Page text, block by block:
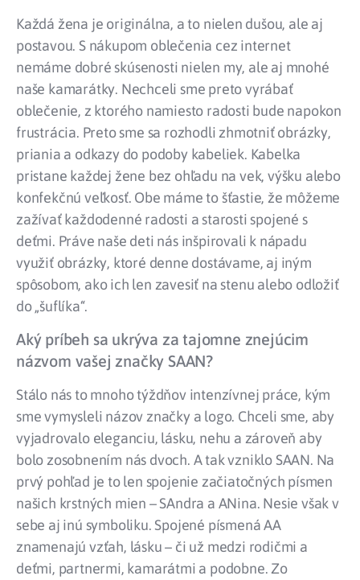
Každá žena je originálna, a to nielen dušou, ale aj
postavou. S nákupom oblečenia cez internet
nemáme dobré skúsenosti nielen my, ale aj mnohé
naše kamarátky. Nechceli sme preto vyrábať
oblečenie, z ktorého namiesto radosti bude napokon
frustrácia. Preto sme sa rozhodli zhmotniť obrázky,
priania a odkazy do podoby kabeliek. Kabelka
pristane každej žene bez ohľadu na vek, výšku alebo
konfekčnú veľkosť. Obe máme to šťastie, že môžeme
zažívať každodenné radosti a starosti spojené s
deťmi. Práve naše deti nás inšpirovali k nápadu
využiť obrázky, ktoré denne dostávame, aj iným
spôsobom, ako ich len zavesiť na stenu alebo odložiť
do „šuflíka“.
Aký príbeh sa ukrýva za tajomne znejúcim
názvom vašej značky SAAN?
Stálo nás to mnoho týždňov intenzívnej práce, kým
sme vymysleli názov značky a logo. Chceli sme, aby
vyjadrovalo eleganciu, lásku, nehu a zároveň aby
bolo zosobnením nás dvoch. A tak vzniklo SAAN. Na
prvý pohľad je to len spojenie začiatočných písmen
našich krstných mien – SAndra a ANina. Nesie však v
sebe aj inú symboliku. Spojené písmená AA
znamenajú vzťah, lásku – či už medzi rodičmi a
deťmi, partnermi, kamarátmi a podobne. Zo